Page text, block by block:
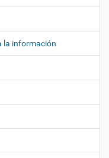
la información